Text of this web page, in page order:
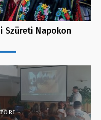
Szüreti Napokon